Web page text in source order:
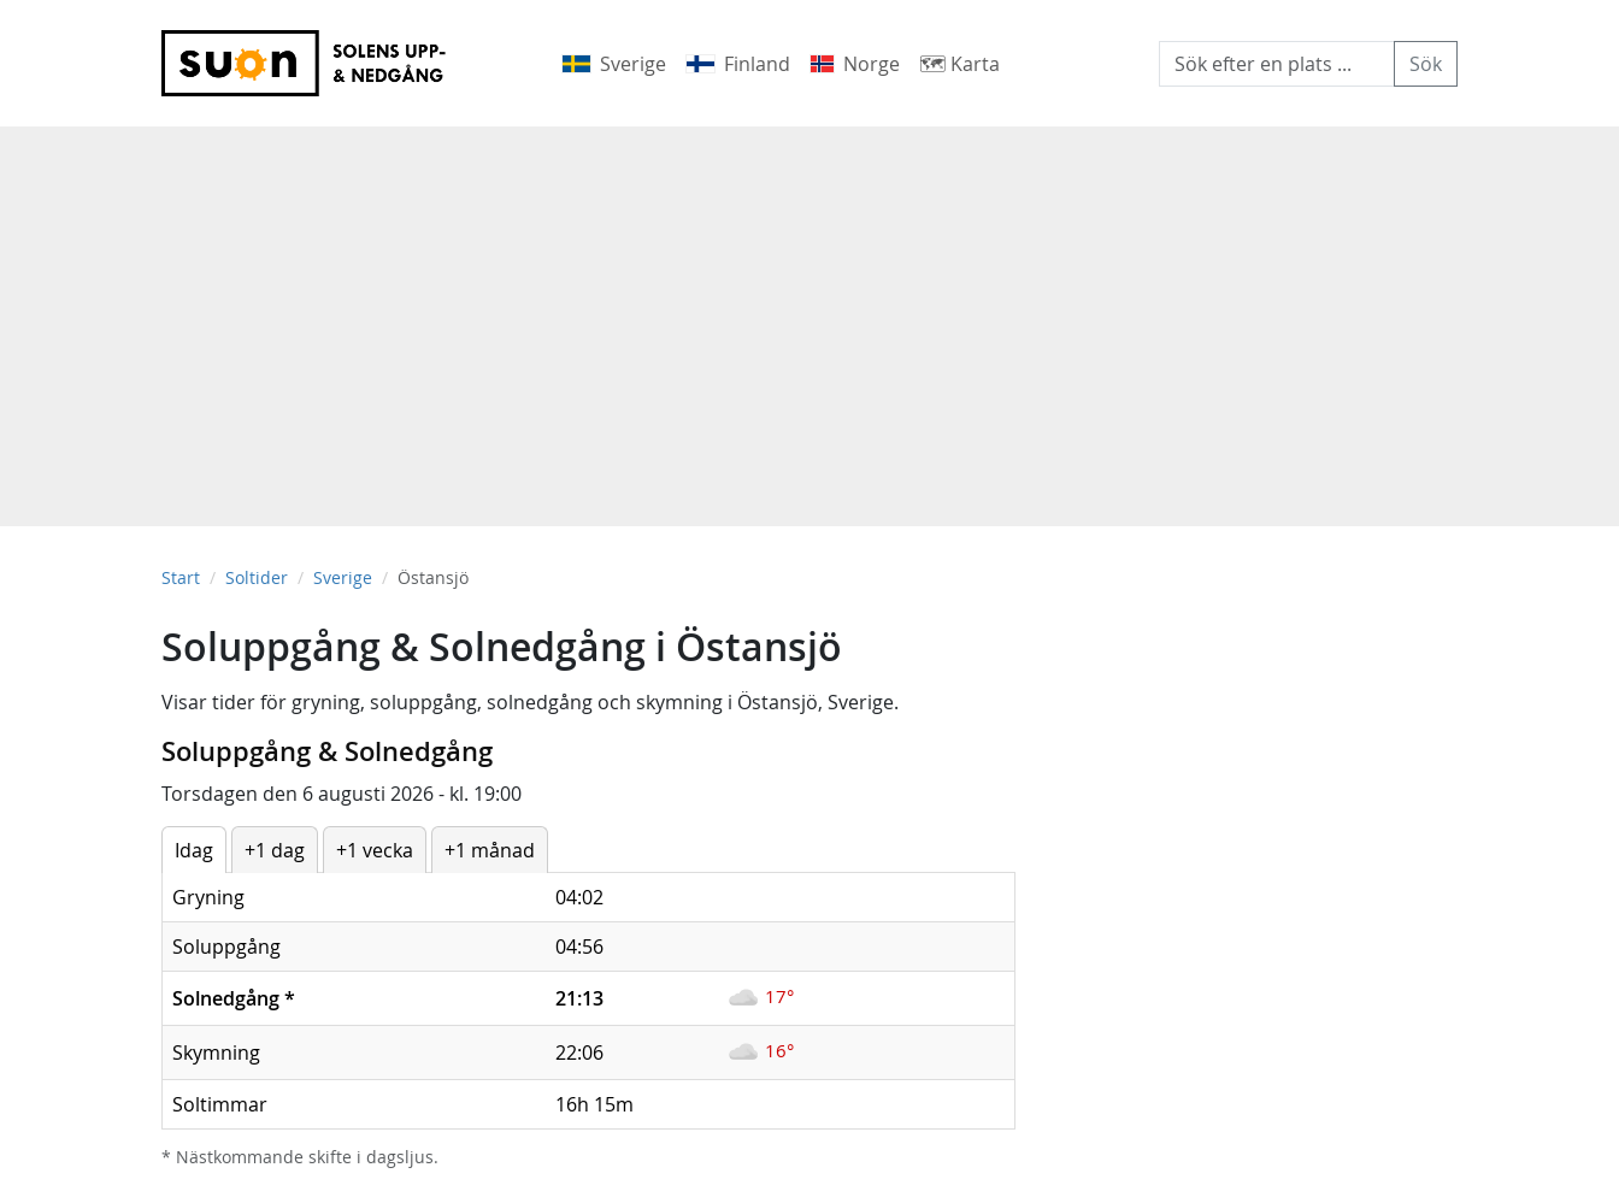
Sverige Finland Norge 🗺 Karta
Start Soltider Sverige Östansjö
Soluppgång & Solnedgång i Östansjö
Visar tider för gryning, soluppgång, solnedgång och skymning i Östansjö, Sverige.
Soluppgång & Solnedgång
Torsdagen den 6 augusti 2026 - kl. 19:00
Idag +1 dag +1 vecka
+1 månad
Gryning
04:02
Soluppgång
04:56
Solnedgång* 21:13 17°
Skymning 22:06 16°
Soltimmar 16h 15m
* Nästkommande skifte i dagsljus.